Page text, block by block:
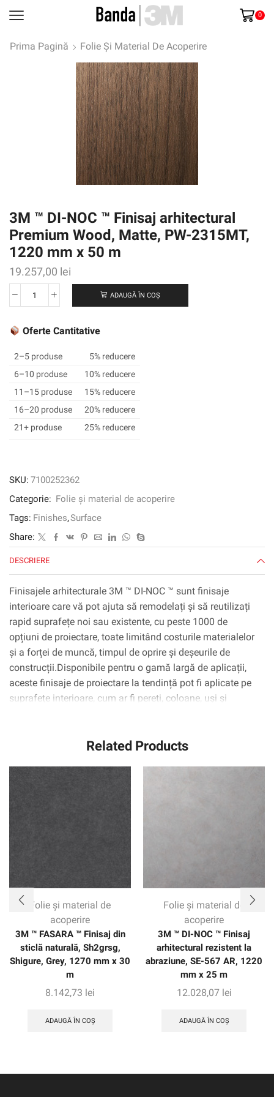
0
Prima Pagină Folie Și Material De Acoperire
3M ™ DI-NOC ™ Finisaj arhitectural
Premium Wood, Matte, PW-2315MT,
1220 mm x 50 m
19.257,00 lei
Cantitate
™
NOC
Finisaj
arhitectural
Premium
Wood,
1220
x
50
ADAUGĂ ÎN COȘ
Oferte Cantitative
2–5 produse
5% reducere
6–10 produse
10% reducere
11–15 produse
15% reducere
16–20 produse
20% reducere
21+ produse
25% reducere
SKU: 7100252362
Categorie: Folie și material de acoperire
Tags: Finishes,Surface
Share:
DESCRIERE
Finisajele arhitecturale 3M ™ DI-NOC ™ sunt finisaje
interioare care vă pot ajuta să remodelați și să reutilizați
rapid suprafețe noi sau existente, cu peste 1000 de
opțiuni de proiectare, toate limitând costurile materialelor
și a forței de muncă, timpul de oprire și deșeurile de
construcții.Disponibile pentru o gamă largă de aplicații,
aceste finisaje de proiectare la tendință pot fi aplicate pe
suprafețe interioare, cum ar fi pereți, coloane, uși și
practic bulele de aer, simplificând și accelerând procesul
Related Products
Folie și material de
acoperire
3M ™ FASARA ™ Finisaj din
sticlă naturală, Sh2grsg,
Shigure, Grey, 1270 mm x 30
m
8.142,73 lei
ADAUGĂ ÎN COȘ
Folie și material de
acoperire
3M ™ DI-NOC ™ Finisaj
arhitectural rezistent la
abraziune, SE-567 AR, 1220
mm x 25 m
12.028,07 lei
ADAUGĂ ÎN COȘ